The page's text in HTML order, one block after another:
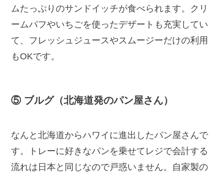
ムたっぷりのサンドイッチが食べられます。クリ
ームパフやいちごを使ったデザートも充実してい
て、フレッシュジュースやスムージーだけの利用
もOKです。
⑤ ブルグ（北海道発のパン屋さん）
なんと北海道からハワイに進出したパン屋さんで
す。トレーに好きなパンを乗せてレジで会計する
流れは日本と同じなので戸惑いません。自家製の